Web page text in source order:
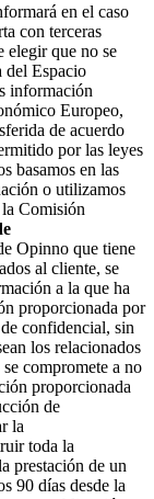
en el caso
con terceras
elegir que no se
del Espacio
información
Europeo,
de acuerdo
por las leyes
basamos en las
o utilizamos
Comisión
Opinno que tiene
al cliente, se
a la que ha
proporcionada por
confidencial, sin
los relacionados
compromete a no
proporcionada
de
la
toda la
prestación de un
90 días desde la